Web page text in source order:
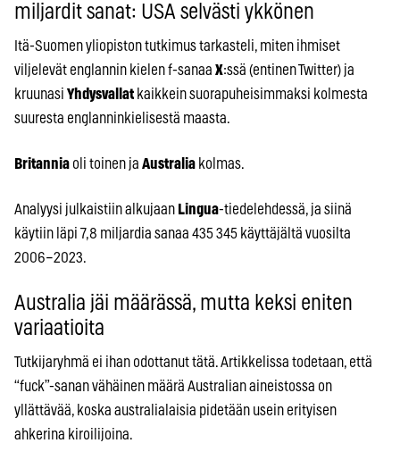
miljardit sanat: USA selvästi ykkönen
Itä-Suomen yliopiston tutkimus tarkasteli, miten ihmiset
viljelevät englannin kielen f-sanaa X:ssä (entinen Twitter) ja
kruunasi Yhdysvallat kaikkein suorapuheisimmaksi kolmesta
suuresta englanninkielisestä maasta.
Britannia oli toinen ja Australia kolmas.
Analyysi julkaistiin alkujaan Lingua-tiedelehdessä, ja siinä
käytiin läpi 7,8 miljardia sanaa 435 345 käyttäjältä vuosilta
2006–2023.
Australia jäi määrässä, mutta keksi eniten
variaatioita
Tutkijaryhmä ei ihan odottanut tätä. Artikkelissa todetaan, että
“fuck”-sanan vähäinen määrä Australian aineistossa on
yllättävää, koska australialaisia pidetään usein erityisen
ahkerina kiroilijoina.